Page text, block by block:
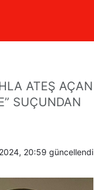
ATEŞ AÇAN
SUÇUNDAN
20:59 güncellendi